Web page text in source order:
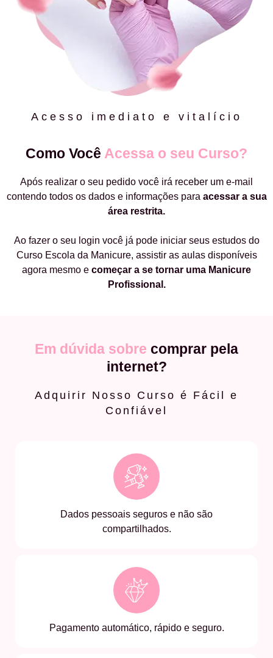
Acesso imediato e vitalício
Como Você Acessa o seu Curso?
Após realizar o seu pedido você irá receber um e-mail
contendo todos os dados e informações para acessar a sua
área restrita.
Ao fazer o seu login você já pode iniciar seus estudos do
Curso Escola da Manicure, assistir as aulas disponíveis
agora mesmo e começar a se tornar uma Manicure
Profissional.
Em dúvida sobre comprar pela
internet?
Adquirir Nosso Curso é Fácil e
Confiável
Dados pessoais seguros e não são
compartilhados.
Pagamento automático, rápido e seguro.